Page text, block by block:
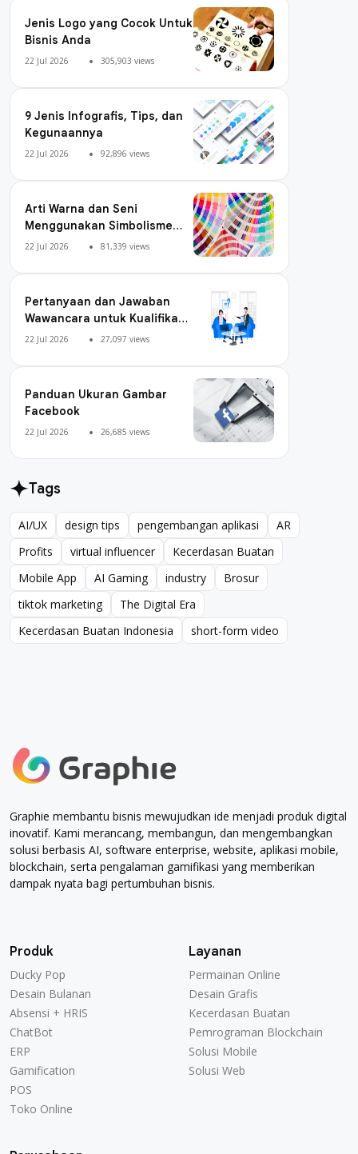
Jenis Logo yang Cocok Untuk
Bisnis Anda
22 Jul 2026 305,903 views
9 Jenis Infografis, Tips, dan
Kegunaannya
22 Jul 2026 92,896 views
Arti Warna dan Seni
Menggunakan Simbolisme
Warna
22 Jul 2026 81,339 views
Pertanyaan dan Jawaban
Wawancara untuk Kualifikasi
Digital Marketing
22 Jul 2026 27,097 views
Panduan Ukuran Gambar
Facebook
22 Jul 2026 26,685 views
Tags
AI/UX
AI/UX
design tips
design tips
pengembangan aplikasi
pengembangan aplikasi
AR
AR
Profits
Profits
virtual influencer
virtual influencer
Kecerdasan Buatan
Kecerdasan Buatan
Mobile App
Mobile App
AI Gaming
AI Gaming
industry
industry
Brosur
Brosur
tiktok marketing
tiktok marketing
The Digital Era
The Digital Era
Kecerdasan Buatan Indonesia
Kecerdasan Buatan Indonesia
short-form video
short-form video
Graphie membantu bisnis mewujudkan ide menjadi produk digital
inovatif. Kami merancang, membangun, dan mengembangkan
solusi berbasis AI, software enterprise, website, aplikasi mobile,
blockchain, serta pengalaman gamifikasi yang memberikan
dampak nyata bagi pertumbuhan bisnis.
Produk
Ducky Pop
Ducky Pop
Desain Bulanan
Desain Bulanan
Absensi + HRIS
Absensi + HRIS
ChatBot
ChatBot
ERP
ERP
Gamification
Gamification
POS
POS
Toko Online
Layanan
Permainan Online
Permainan Online
Desain Grafis
Desain Grafis
Kecerdasan Buatan
Kecerdasan Buatan
Pemrograman Blockchain
Pemrograman Blockchain
Solusi Mobile
Solusi Mobile
Solusi Web